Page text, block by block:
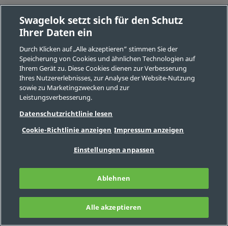
Möglicherweise sind zusätzliche Teile verfügbar.
Zubehör — Hintere
Klemmringe
Vertriebs- und
Servicezentrum vor Ort
möglicherweise
Optionen
Kontaktieren Sie uns
Swagelok setzt sich für den Schutz
Ihrer Daten ein
Durch Klicken auf „Alle akzeptieren“ stimmen Sie der
Speicherung von Cookies und ähnlichen Technologien auf
Ihrem Gerät zu. Diese Cookies dienen zur Verbesserung
Ihres Nutzererlebnisses, zur Analyse der Website-Nutzung
sowie zu Marketingzwecken und zur
Leistungsverbesserung.
Datenschutzrichtlinie lesen
Cookie-Richtlinie anzeigen Impressum anzeigen
Einstellungen anpassen
Ablehnen
Alle akzeptieren